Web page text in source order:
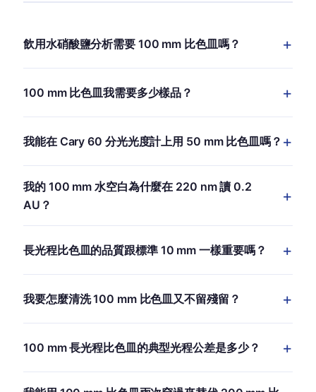
飲用水硝酸鹽分析需要 100 mm 比色皿嗎？
紫外讀取的 50 mm 比色皿、或可見光 540 nm 鎘還原讀
300.1（鎘還原）通常用 10 mm；220 nm 的直接紫外讀
100 mm 比色皿我需要多少樣品？
孔徑的圓柱形 100 mm 比色皿把樣品體積減到約 8 毫升，
我能在 Cary 60 分光光度計上用 50 mm 比色皿嗎？
mm 長光程比色皿（Agilent 料號依配置而異）。100 mm
支援需要延伸軌樣品台。200 mm 支援只能用客製座。對
Cary 3500 與 4000 系列，100 與 200 mm 都用原生配件
支援。
我的 100 mm 水空白為什麼在 220 nm 讀 0.2
AU？
mm 光程給出 10 cm 的水，也就是你加任何待測物前就有
為超過之後溶劑基線就開始主宰。
長光程比色皿的品質跟標準 10 mm 一樣重要嗎？
10 倍，意味著小的製造誤差（窗口不平行、光路裡略有楔
10 mm 比色皿守更嚴的規格：100 mm 光程的典型光程公
我要怎麼清洗 100 mm 比色皿又不留殘留？
留，用 5% 硝酸浸泡 15 分鐘、用去離子水沖、再甲醇。
100 mm 長光程比色皿的典型光程公差是多少？